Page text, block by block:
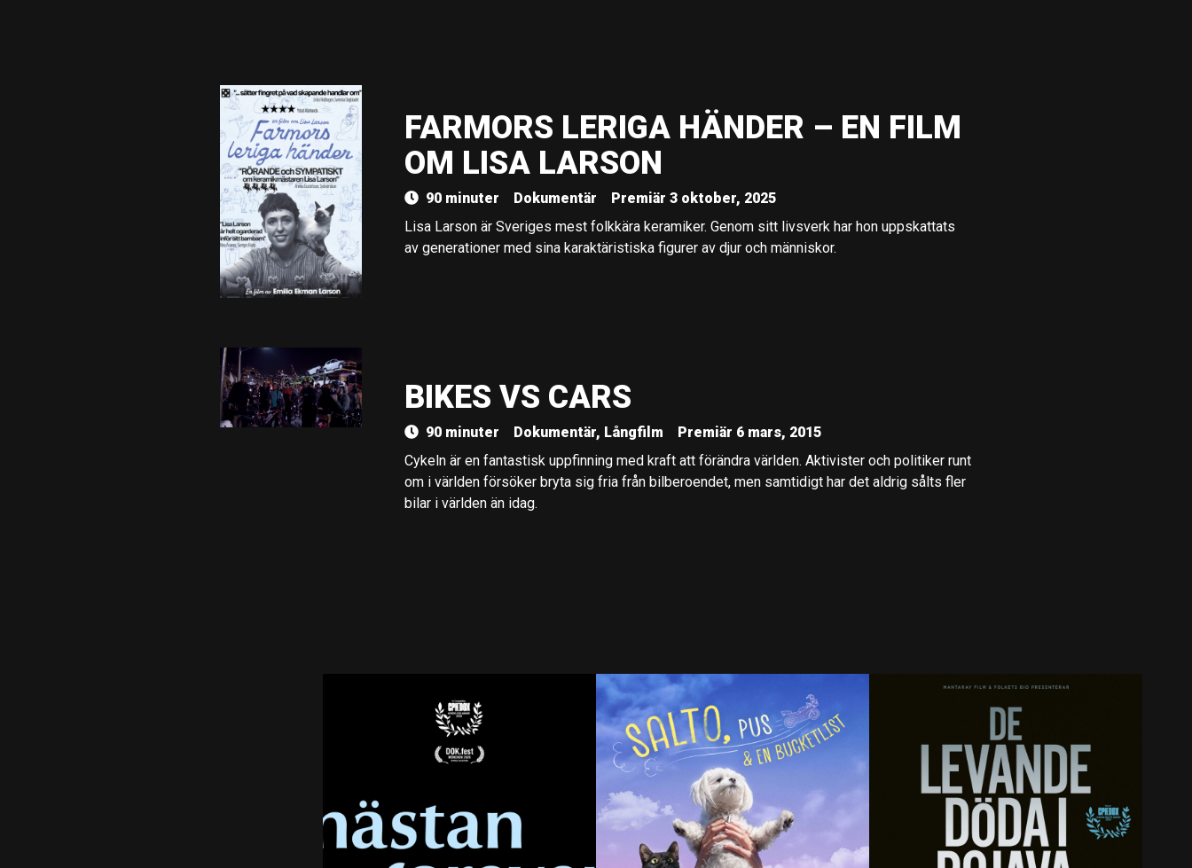
FARMORS LERIGA HÄNDER – EN FILM
OM LISA LARSON
90 minuter Dokumentär
Premiär 3 oktober, 2025
Lisa Larson är Sveriges mest folkkära keramiker. Genom sitt livsverk har hon uppskattats
av generationer med sina karaktäristiska figurer av djur och människor.
BIKES VS CARS
90 minuter Dokumentär, Långfilm
Premiär 6 mars, 2015
Cykeln är en fantastisk uppfinning med kraft att förändra världen. Aktivister och politiker runt
om i världen försöker bryta sig fria från bilberoendet, men samtidigt har det aldrig sålts fler
bilar i världen än idag.